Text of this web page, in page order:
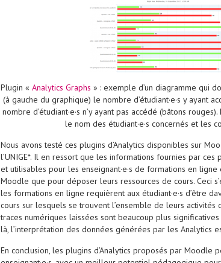
Plugin « Analytics Graphs » : exemple d’un diagramme qui
(à gauche du graphique) le nombre d’étudiant·e·s y ayant
nombre d’étudiant·e·s n’y ayant pas accédé (bâtons
le nom des étudiant·e·s concernés et les
Nous avons testé ces plugins d’Analytics disponibles sur
l’UNIGE*. Il en ressort que les informations fournies par
et utilisables pour les enseignant·e·s de formations en
Moodle que pour déposer leurs ressources de cours. Ceci
les formations en ligne requièrent aux étudiant·e·s d’être
cours sur lesquels se trouvent l’ensemble de leurs activités
traces numériques laissées sont beaucoup plus
là, l’interprétation des données générées par les Analytics
En conclusion, les plugins d’Analytics proposés par Moodle